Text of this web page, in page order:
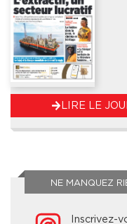
LIRE LE
NE MANQUEZ
Inscrivez-